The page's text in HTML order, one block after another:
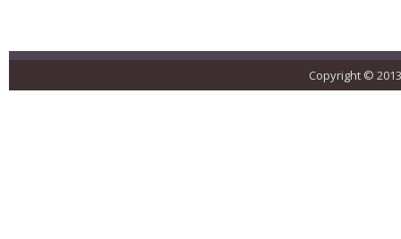
Copyright ©